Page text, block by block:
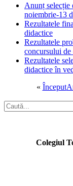
Anunț selecție
noiembrie-13
Rezultatele
didactice
Rezultatele
concursului
Rezultatele
didactice în
« Început
Colegiul